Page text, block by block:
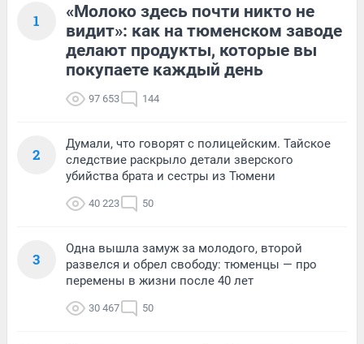
1
«Молоко здесь почти никто не
видит»: как на тюменском заводе
делают продукты, которые вы
покупаете каждый день
97 653 144
2
Думали, что говорят с полицейским. Тайское
следствие раскрыло детали зверского
убийства брата и сестры из Тюмени
40 223 50
3
Одна вышла замуж за молодого, второй
развелся и обрел свободу: тюменцы — про
перемены в жизни после 40 лет
30 467 50